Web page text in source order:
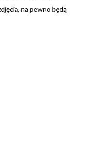
na pewno będą